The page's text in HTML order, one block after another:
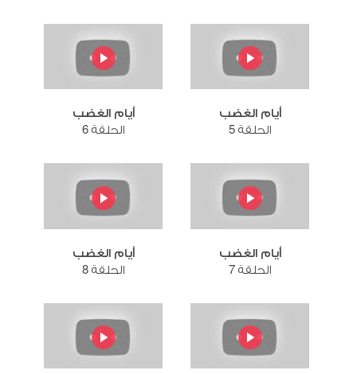
أيام الغضب
الحلقة 5
أيام الغضب
الحلقة 6
أيام الغضب
الحلقة 7
أيام الغضب
الحلقة 8